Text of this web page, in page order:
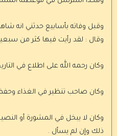
وقبل وفاته بأسابيع حدثني انه
وقال : لقد رأيت فيها كثر من
وكان رحمه الله على اطلاع في
وكان صاحب تنظير في الغذاء
وكان لا يبخل في المشورة أو
ذلك وإن لم يسأل .